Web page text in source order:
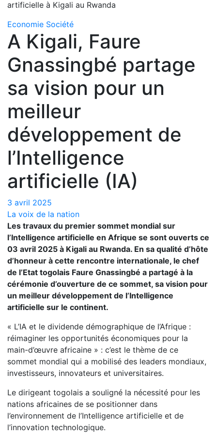
artificielle à Kigali au Rwanda
Economie Société
A Kigali, Faure
Gnassingbé partage
sa vision pour un
meilleur
développement de
l’Intelligence
artificielle (IA)
3 avril 2025
La voix de la nation
Les travaux du premier sommet mondial sur
l’Intelligence artificielle en Afrique se sont ouverts ce
03 avril 2025 à Kigali au Rwanda. En sa qualité d’hôte
d’honneur à cette rencontre internationale, le chef
de l’Etat togolais Faure Gnassingbé a partagé à la
cérémonie d’ouverture de ce sommet, sa vision pour
un meilleur développement de l’Intelligence
artificielle sur le continent.
« L’IA et le dividende démographique de l’Afrique :
réimaginer les opportunités économiques pour la
main-d’œuvre africaine » : c’est le thème de ce
sommet mondial qui a mobilisé des leaders mondiaux,
investisseurs, innovateurs et universitaires.
Le dirigeant togolais a souligné la nécessité pour les
nations africaines de se positionner dans
l’environnement de l’Intelligence artificielle et de
l’innovation technologique.